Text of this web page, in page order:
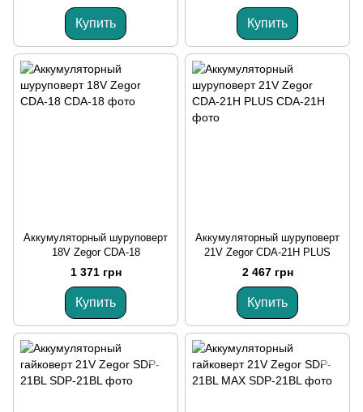
Купить Купить
Аккумуляторный шуруповерт
18V Zegor CDA-18
1 371 грн
Купить
Аккумуляторный шуруповерт
21V Zegor CDA-21Н PLUS
2 467 грн
Купить